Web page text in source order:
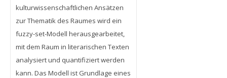
kulturwissenschaftlichen Ansätzen
zur Thematik des Raumes wird ein
fuzzy-set-Modell herausgearbeitet,
mit dem Raum in literarischen Texten
analysiert und quantifiziert werden
kann. Das Modell ist Grundlage eines